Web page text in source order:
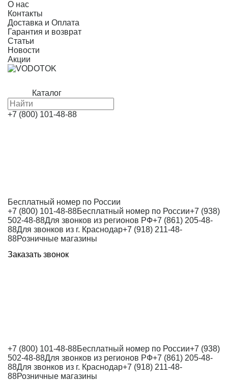
О нас
Контакты
Доставка и Оплата
Гарантия и возврат
Статьи
Новости
Акции
Каталог
+7 (800) 101-48-88
Бесплатный номер по России
+7 (800) 101-48-88Бесплатный номер по России+7 (938)
502-48-88Для звонков из регионов РФ+7 (861) 205-48-
88Для звонков из г. Краснодар+7 (918) 211-48-
88Розничные магазины
Заказать звонок
+7 (800) 101-48-88Бесплатный номер по России+7 (938)
502-48-88Для звонков из регионов РФ+7 (861) 205-48-
88Для звонков из г. Краснодар+7 (918) 211-48-
88Розничные магазины